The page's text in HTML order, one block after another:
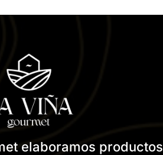
elaboramos productos